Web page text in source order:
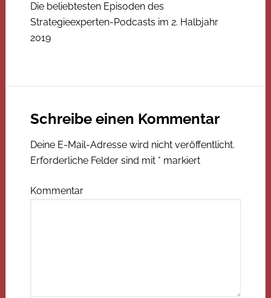
Die beliebtesten Episoden des
Strategieexperten-Podcasts im 2. Halbjahr
2019
Schreibe einen Kommentar
Deine E-Mail-Adresse wird nicht veröffentlicht.
Erforderliche Felder sind mit * markiert
Kommentar